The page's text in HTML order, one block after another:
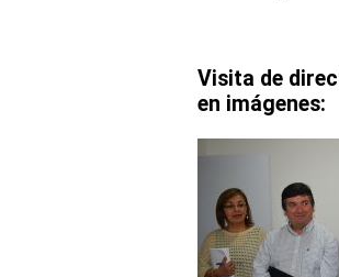
Visita de
en imágenes: